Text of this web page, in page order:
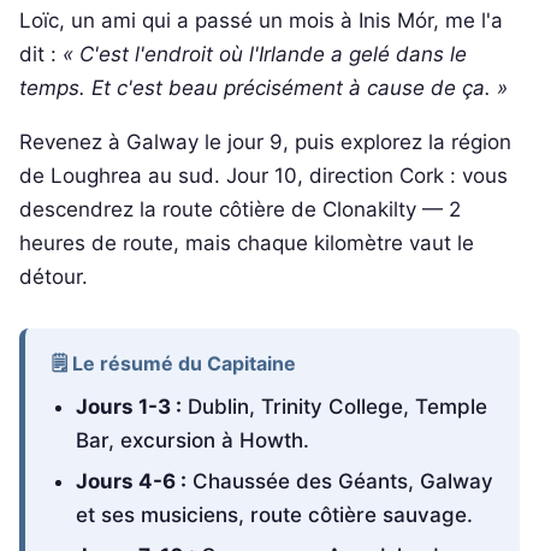
Loïc, un ami qui a passé un mois à Inis Mór, me l'a
dit : « C'est l'endroit où l'Irlande a gelé dans le
temps. Et c'est beau précisément à cause de ça. »
Revenez à Galway le jour 9, puis explorez la région
de Loughrea au sud. Jour 10, direction Cork : vous
descendrez la route côtière de Clonakilty — 2
heures de route, mais chaque kilomètre vaut le
détour.
🗒️ Le résumé du Capitaine
Jours 1-3 : Dublin, Trinity College, Temple
Bar, excursion à Howth.
Jours 4-6 : Chaussée des Géants, Galway
et ses musiciens, route côtière sauvage.